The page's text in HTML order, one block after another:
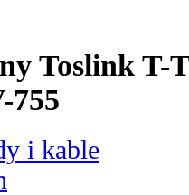
Toslink
755
i kable